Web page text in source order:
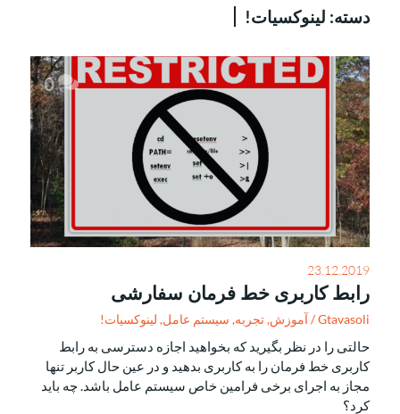
دسته: لینوکسیات!
0
23.12.2019
رابط کاربری خط فرمان سفارشی
Gtavasoli
/آموزش,تجربه, سیستم عامل, لینوکسیات!
حالتی را در نظر بگیرید که بخواهید اجازه دسترسی به رابط
کاربری خط فرمان را به کاربری بدهید و در عین حال کاربر تنها
مجاز به اجرای برخی فرامین خاص سیستم عامل باشد. چه باید
کرد؟